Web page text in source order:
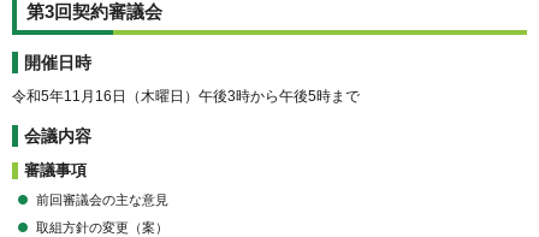
第3回契約審議会
開催日時
令和5年11月16日（木曜日）午後3時から午後5時まで
会議内容
審議事項
前回審議会の主な意見
取組方針の変更（案）